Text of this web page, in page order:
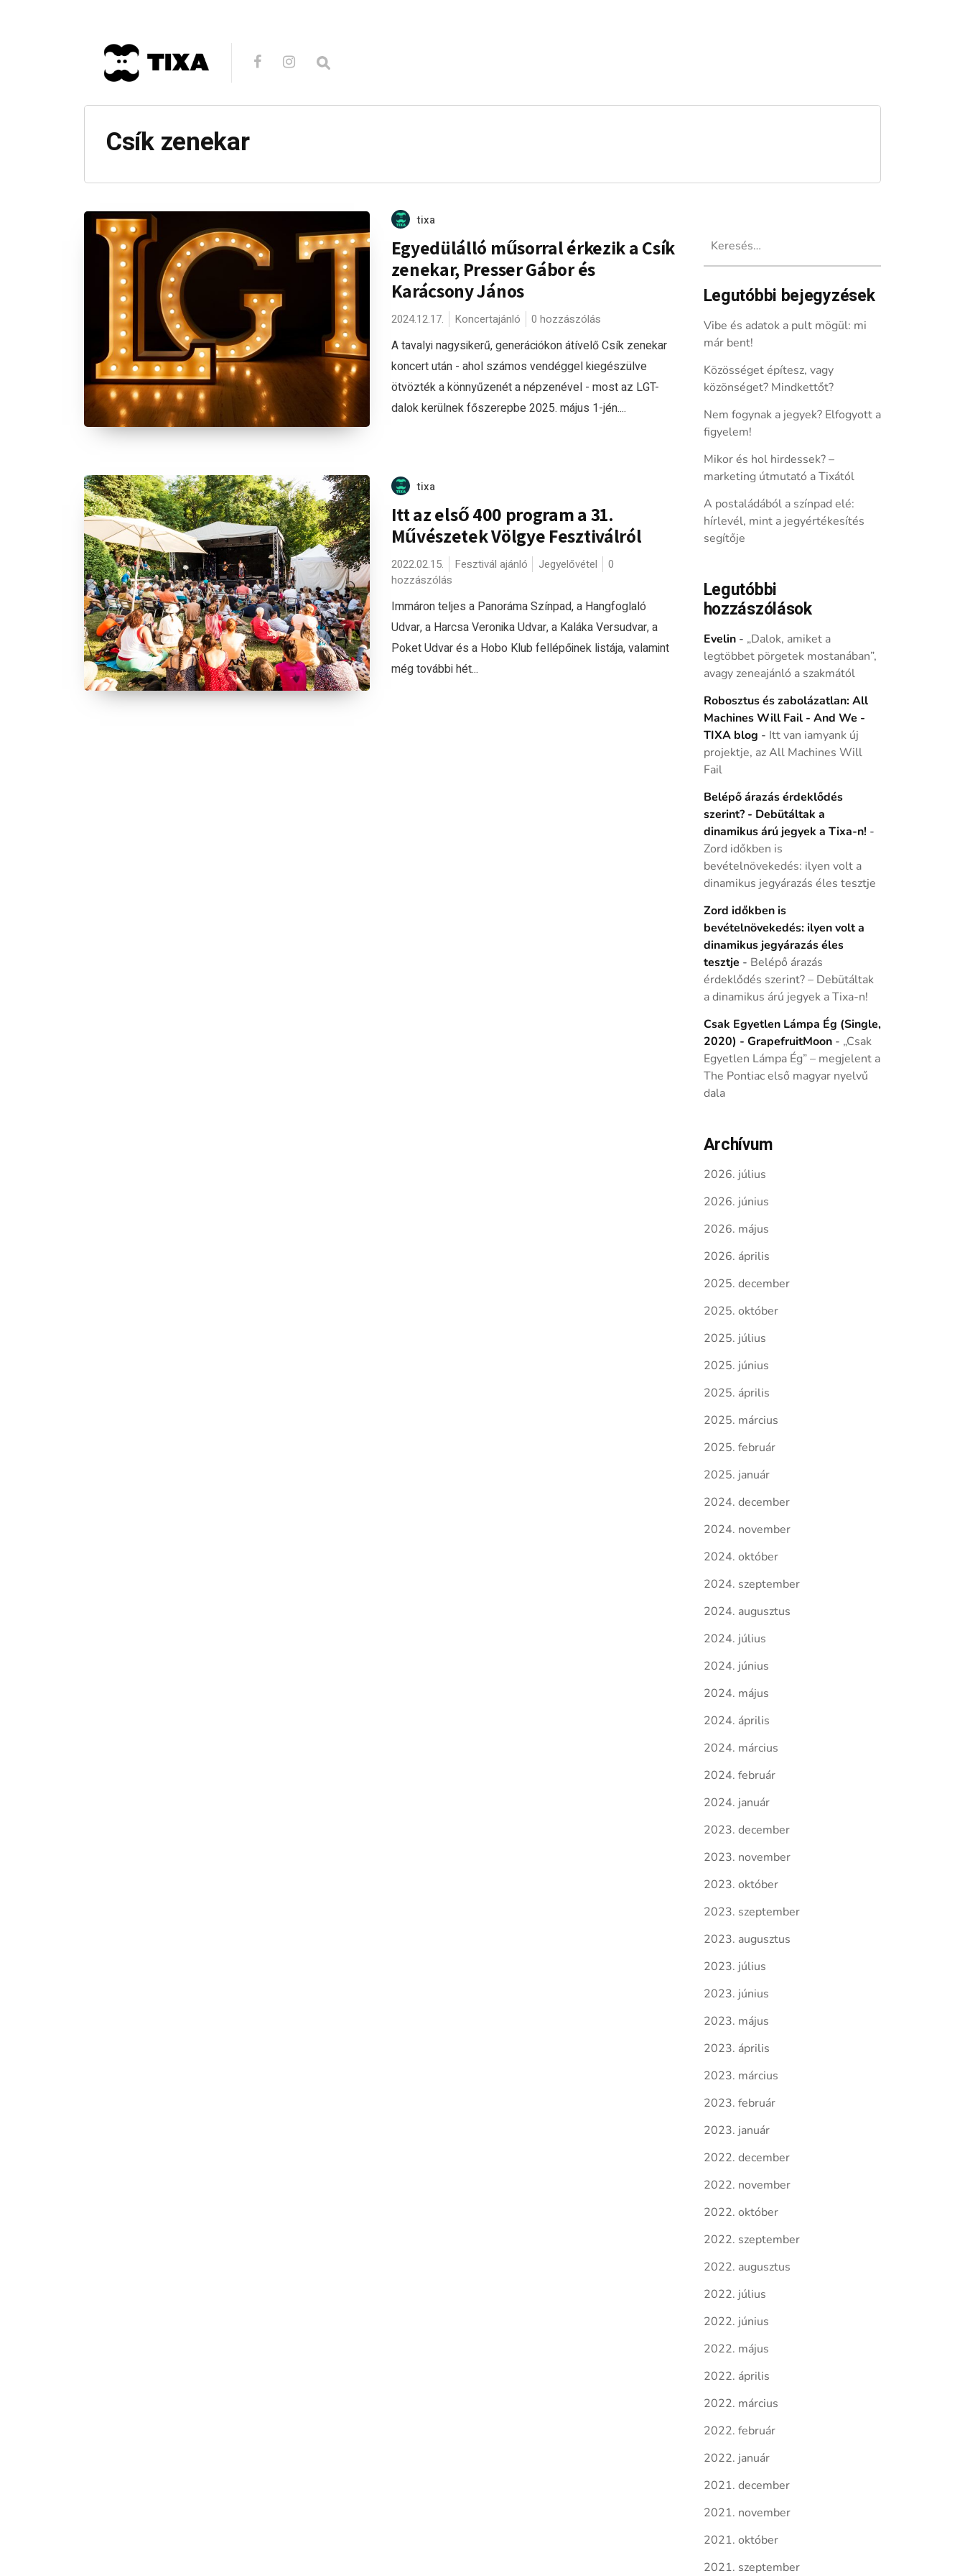
Csík zenekar
tixa
Egyedülálló műsorral érkezik a Csík
zenekar, Presser Gábor és
Karácsony János
2024.12.17. Koncertajánló 0 hozzászólás
A tavalyi nagysikerű, generációkon átívelő Csík zenekar
koncert után - ahol számos vendéggel kiegészülve
ötvözték a könnyűzenét a népzenével - most az LGT-
dalok kerülnek főszerepbe 2025. május 1-jén....
tixa
Itt az első 400 program a 31.
Művészetek Völgye Fesztiválról
2022.02.15. Fesztivál ajánló Jegyelővétel
0
hozzászólás
Immáron teljes a Panoráma Színpad, a Hangfoglaló
Udvar, a Harcsa Veronika Udvar, a Kaláka Versudvar, a
Poket Udvar és a Hobo Klub fellépőinek listája, valamint
még további hét...
Legutóbbi bejegyzések
Vibe és adatok a pult mögül: mi
már bent!
Közösséget építesz, vagy
közönséget? Mindkettőt?
Nem fogynak a jegyek? Elfogyott a
figyelem!
Mikor és hol hirdessek? –
marketing útmutató a Tixától
A postaládából a színpad elé:
hírlevél, mint a jegyértékesítés
segítője
Legutóbbi
hozzászólások
Evelin- „Dalok, amiket a
legtöbbet pörgetek mostanában”,
avagy zeneajánló a szakmától
Robosztus és zabolázatlan: All
Machines Will Fail - And We -
TIXA blog - Itt van iamyank új
projektje, az All Machines Will
Fail
Belépő árazás érdeklődés
szerint? - Debütáltak a
dinamikus árú jegyek a Tixa-n! -
Zord időkben is
bevételnövekedés: ilyen volt a
dinamikus jegyárazás éles tesztje
Zord időkben is
bevételnövekedés: ilyen volt a
dinamikus jegyárazás éles
tesztje - Belépő árazás
érdeklődés szerint? – Debütáltak
a dinamikus árú jegyek a Tixa-n!
Csak Egyetlen Lámpa Ég (Single,
2020) - GrapefruitMoon- „Csak
Egyetlen Lámpa Ég” – megjelent a
The Pontiac első magyar nyelvű
dala
Archívum
2026. július
2026. június
2026. május
2026. április
2025. december
2025. október
2025. július
2025. június
2025. április
2025. március
2025. február
2025. január
2024. december
2024. november
2024. október
2024. szeptember
2024. augusztus
2024. július
2024. június
2024. május
2024. április
2024. március
2024. február
2024. január
2023. december
2023. november
2023. október
2023. szeptember
2023. augusztus
2023. július
2023. június
2023. május
2023. április
2023. március
2023. február
2023. január
2022. december
2022. november
2022. október
2022. szeptember
2022. augusztus
2022. július
2022. június
2022. május
2022. április
2022. március
2022. február
2022. január
2021. december
2021. november
2021. október
2021. szeptember